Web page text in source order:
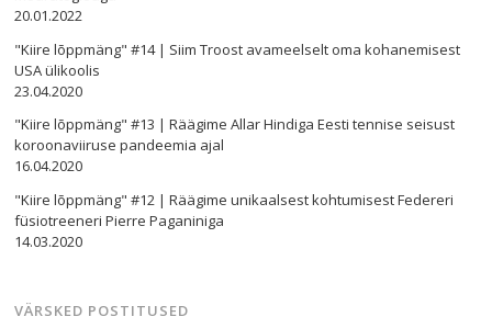
20.01.2022
"Kiire lõppmäng" #14 | Siim Troost avameelselt oma kohanemisest
USA ülikoolis
23.04.2020
"Kiire lõppmäng" #13 | Räägime Allar Hindiga Eesti tennise seisust
koroonaviiruse pandeemia ajal
16.04.2020
"Kiire lõppmäng" #12 | Räägime unikaalsest kohtumisest Federeri
füsiotreeneri Pierre Paganiniga
14.03.2020
VÄRSKED POSTITUSED